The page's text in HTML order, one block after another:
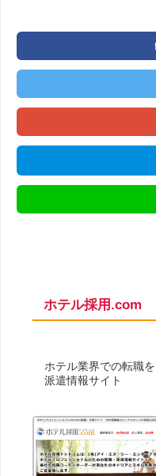
ホテル採用.com
ホテル業界での転職
派遣情報サイト